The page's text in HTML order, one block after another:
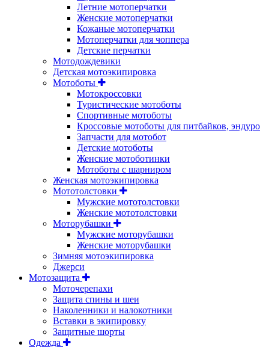
Летние мотоперчатки
Женские мотоперчатки
Кожаные мотоперчатки
Мотоперчатки для чоппера
Детские перчатки
Мотодождевики
Детская мотоэкипировка
Мотоботы
Мотокроссовки
Туристические мотоботы
Спортивные мотоботы
Кроссовые мотоботы для питбайков, эндуро
Запчасти для мотобот
Детские мотоботы
Женские мотоботинки
Мотоботы с шарниром
Женская мотоэкипировка
Мототолстовки
Мужские мототолстовки
Женские мототолстовки
Моторубашки
Мужские моторубашки
Женские моторубашки
Зимняя мотоэкипировка
Джерси
Мотозащита
Моточерепахи
Защита спины и шеи
Наколенники и налокотники
Вставки в экипировку
Защитные шорты
Одежда